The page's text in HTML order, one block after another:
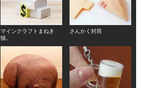
マインクラフトまねき
猫。
さんかく封筒